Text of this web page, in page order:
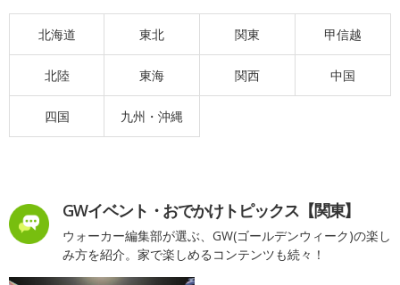
北海道 東北 関東 甲信越
北陸 東海 関西 中国
四国 九州・沖縄
GWイベント・おでかけトピックス【関東】
ウォーカー編集部が選ぶ、GW(ゴールデンウィーク)の楽し
み方を紹介。家で楽しめるコンテンツも続々！